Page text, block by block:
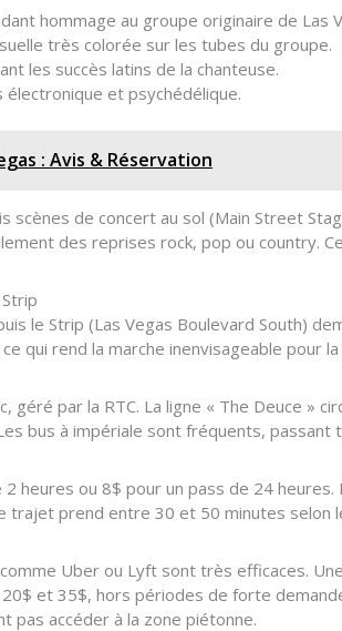
hommage au groupe originaire de Las
très colorée sur les tubes du groupe.
les succès latins de la chanteuse.
électronique et psychédélique.
: Avis & Réservation
scènes de concert au sol (Main Street
des reprises rock, pop ou country.
le Strip (Las Vegas Boulevard South)
qui rend la marche inenvisageable pour
géré par la RTC. La ligne « The Deuce
bus à impériale sont fréquents, passant
heures ou 8$ pour un pass de 24
trajet prend entre 30 et 50 minutes
Uber ou Lyft sont très efficaces.
et 35$, hors périodes de forte
pas accéder à la zone piétonne.